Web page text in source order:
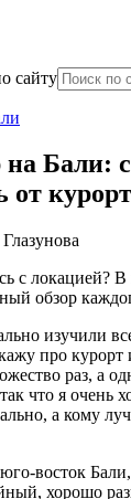
сайту
Бали:
от
с локацией? В
обзор
изучили
про
раз, а
что я
а кому
восток Бали,
хорошо